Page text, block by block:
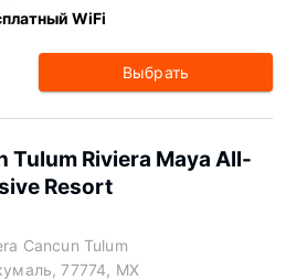
WiFi
Выбрать
Tulum Riviera Maya All-
Resort
Cancun Tulum
77774, MX